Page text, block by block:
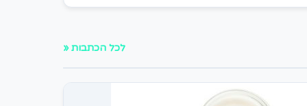
לכל הכתבות «